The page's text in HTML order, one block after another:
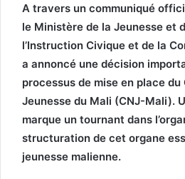
A travers un communiqué
le Ministère de la Jeunesse et
l’Instruction Civique et de la
a annoncé une décision
processus de mise en place
Jeunesse du Mali (CNJ-Mali).
marque un tournant dans
structuration de cet organe
jeunesse malienne.